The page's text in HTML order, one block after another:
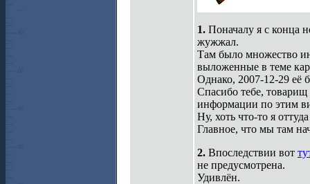
1. Поначалу я с конца
жужжал.
Там было множество
выложенные в теме
Однако, 2007-12-29 её
Спасибо тебе, товарищ
информации по этим
Ну, хоть что-то я
Главное, что мы там
2. Впоследствии вот
не предусмотрена.
Удивлён.